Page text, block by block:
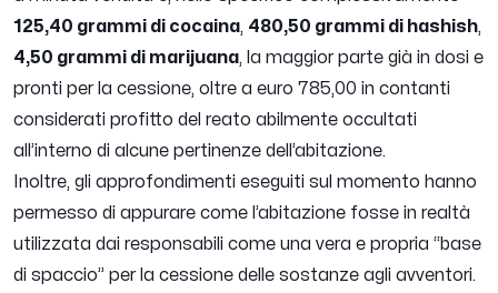
125,40 grammi di cocaina, 480,50 grammi di hashish,
4,50 grammi di marijuana, la maggior parte già in dosi e
pronti per la cessione, oltre a euro 785,00 in contanti
considerati profitto del reato abilmente occultati
all’interno di alcune pertinenze dell’abitazione.
Inoltre, gli approfondimenti eseguiti sul momento hanno
permesso di appurare come l’abitazione fosse in realtà
utilizzata dai responsabili come una vera e propria “base
di spaccio” per la cessione delle sostanze agli avventori.